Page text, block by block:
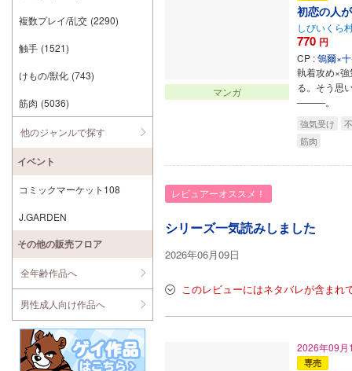
マンガ
初恋の人
しびいくら
770 円
CP :鴒爾×
執着攻め×
る。そう思
―――。
強気受け
筋肉
レビュアーオススメ！
シリーズ一気読みしました
2026年06月09日
このレビューにはネタバレが含まれ
2026年09月
専売
複数プレイ/乱交 (2290)
触手 (1521)
けもの/獣化 (743)
筋肉 (5036)
他のジャンルで探す
イベント
コミックマーケット108
J.GARDEN
その他の販売フロア
全年齢作品へ
男性成人向け作品へ